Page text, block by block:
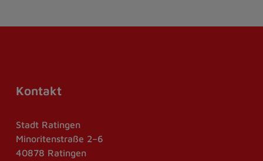
Kontakt
Stadt Ratingen
Minoritenstraße 2–6
40878 Ratingen